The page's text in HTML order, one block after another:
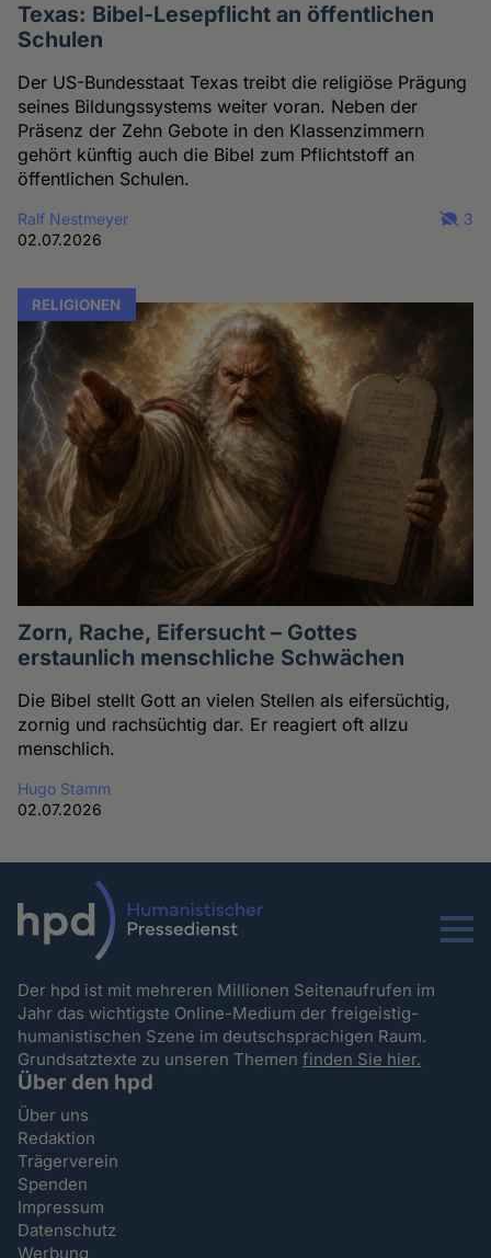
Texas: Bibel-Lesepflicht an öffentlichen
Schulen
Der US-Bundesstaat Texas treibt die religiöse Prägung
seines Bildungssystems weiter voran. Neben der
Präsenz der Zehn Gebote in den Klassenzimmern
gehört künftig auch die Bibel zum Pflichtstoff an
öffentlichen Schulen.
Ralf Nestmeyer
02.07.2026
3
RELIGIONEN
Zorn, Rache, Eifersucht – Gottes
erstaunlich menschliche Schwächen
Die Bibel stellt Gott an vielen Stellen als eifersüchtig,
zornig und rachsüchtig dar. Er reagiert oft allzu
menschlich.
Hugo Stamm
02.07.2026
Menu
Der hpd ist mit mehreren Millionen Seitenaufrufen im
Jahr das wichtigste Online-Medium der freigeistig-
humanistischen Szene im deutschsprachigen Raum.
Grundsatztexte zu unseren Themenfinden Sie hier.
Über den hpd
Über uns
Redaktion
Trägerverein
Spenden
Impressum
Datenschutz
Werbung